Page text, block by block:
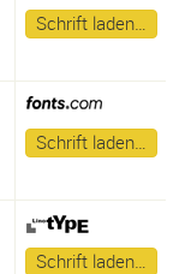
Schrift laden…
Schrift laden…
Schrift laden…